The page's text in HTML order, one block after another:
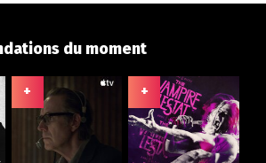
du moment
+ +